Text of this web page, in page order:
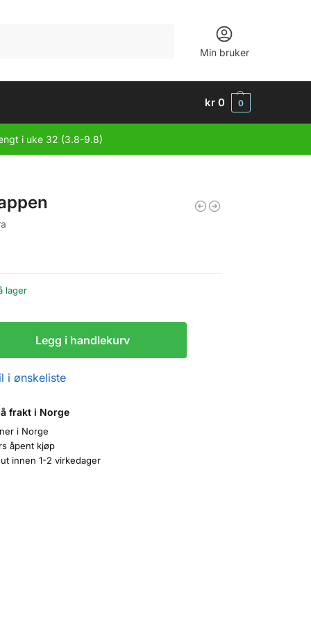
Min bruker
kr 0 0
i uke 32 (3.8-9.8)
lager
Legg i handlekurv
i ønskeliste
frakt i Norge
i Norge
åpent kjøp
innen 1-2 virkedager